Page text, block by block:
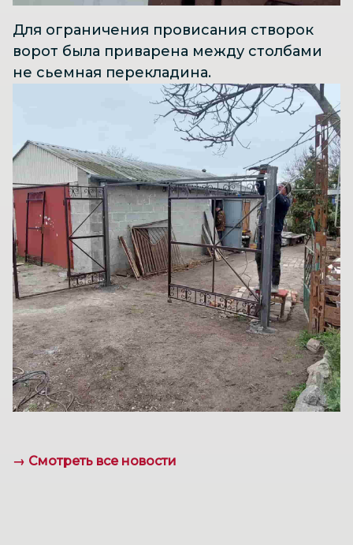
Для ограничения провисания створок
ворот была приварена между столбами
не сьемная перекладина.
→ Смотреть все новости